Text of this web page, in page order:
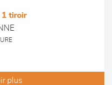
1 tiroir
plus